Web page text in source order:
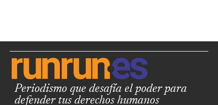
Periodismo que desafía el poder para
defender tus derechos humanos